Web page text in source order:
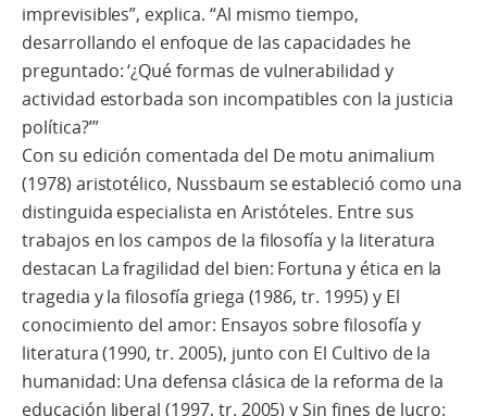
imprevisibles”, explica. “Al mismo tiempo,
desarrollando el enfoque de las capacidades he
preguntado: ‘¿Qué formas de vulnerabilidad y
actividad estorbada son incompatibles con la justicia
política?’”
Con su edición comentada del De motu animalium
(1978) aristotélico, Nussbaum se estableció como una
distinguida especialista en Aristóteles. Entre sus
trabajos en los campos de la filosofía y la literatura
destacan La fragilidad del bien: Fortuna y ética en la
tragedia y la filosofía griega (1986, tr. 1995) y El
conocimiento del amor: Ensayos sobre filosofía y
literatura (1990, tr. 2005), junto con El Cultivo de la
humanidad: Una defensa clásica de la reforma de la
educación liberal (1997, tr. 2005) y Sin fines de lucro: